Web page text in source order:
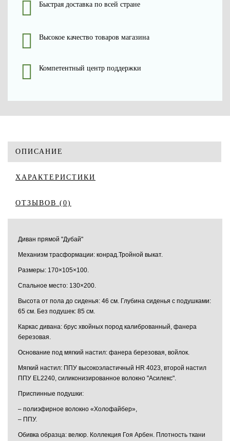
Быстрая доставка по всей стране
Высокое качество товаров магазина
Компетентный центр поддержки
ОПИСАНИЕ
ХАРАКТЕРИСТИКИ
ОТЗЫВОВ (0)
Диван прямой "Дубай"
Механизм трасформации: конрад.Тройной выкат.
Размеры: 170×105×100.
Спальное место: 130×200.
Высота от пола до сиденья: 46 см. Глубина сиденья с подушками:
65 см. Без подушек: 85 см.
Каркас дивана: брус хвойных пород калиброванный, фанера
березовая.
Основание под мягкий настил: фанера березовая, войлок.
Мягкий настил: ППУ высокоэластичный HR 4023, второй настил
ППУ EL2240, силиконизированное волокно "Асилекс".
Приспинные подушки:
– полиэфирное волокно «Холофайбер»,
– ППУ.
Обивка образца: велюр. Коллекция Гоя Арбен. Плотность ткани